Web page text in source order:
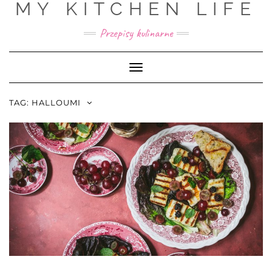
SkipMY KITCHEN LIFE
Przepisy kulinarne
Toggle
Navigation
TAG: HALLOUMI